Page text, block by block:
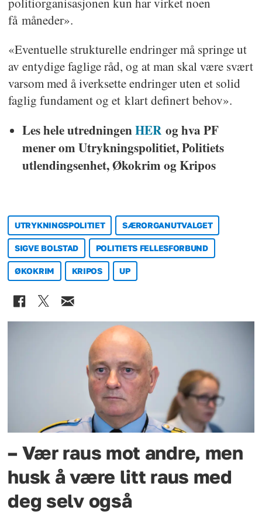
få måneder».
«Eventuelle strukturelle endringer må springe ut
av entydige faglige råd, og at man skal være svært
varsom med å iverksette endringer uten et solid
faglig fundament og et klart definert behov».
Les hele utredningenHERog hva PF
mener om Utrykningspolitiet, Politiets
utlendingsenhet, Økokrim og Kripos
UTRYKNINGSPOLITIET SÆRORGANUTVALGET
SIGVE BOLSTAD POLITIETS FELLESFORBUND
ØKOKRIM KRIPOS UP
– Vær raus mot andre, men
husk å være litt raus med
deg selv også